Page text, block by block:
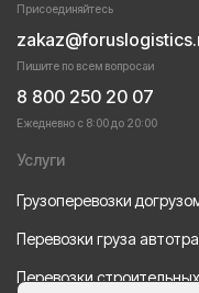
Присоединяйтесь
Пишите по всем вопросаи
8 800 250 20 07
Ежедневно с 8:00 до 20:00
Услуги
Грузоперевозки
Перевозки груза
Перевозки